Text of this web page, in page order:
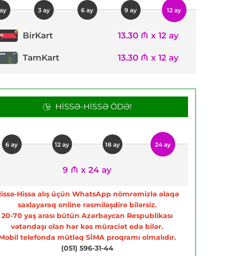
3 ay 6 ay 9 ay 12 ay
BirKart 13.30 ₼ x 12 ay
TamKart 13.30 ₼ x 12 ay
HISSƏ-HISSƏ ÖDƏ!
6 ay 12 ay 18 ay 24 ay
9 ₼ x 24 ay
Hissə alış üçün WhatsApp nömrəmizlə əlaqə
saxlayaraq online rəsmiləşdirə bilərsiz.
20-70 yaş arası bütün Azərbaycan Respublikası
vətəndaşı olan hər kəs müraciət edə bilər.
telefonda mütləq SİMA proqramı olmalıdır.
(051) 596-31-44